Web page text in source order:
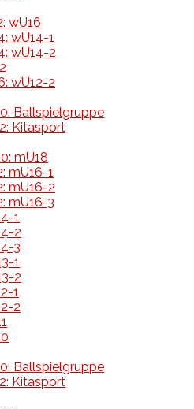
wU16
wU14-1
wU14-2
wU12-2
Ballspielgruppe
Kitasport
mU18
mU16-1
mU16-2
mU16-3
1
2
3
1
2
1
2
Ballspielgruppe
Kitasport